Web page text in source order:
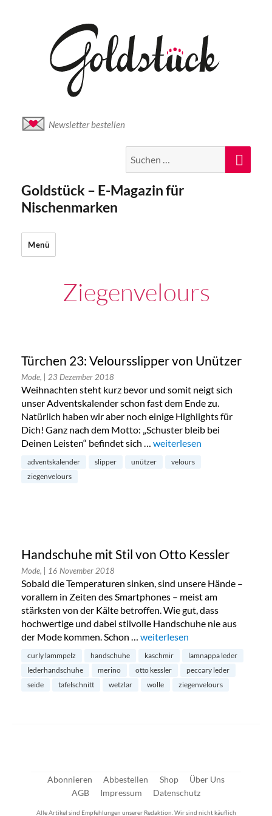
Newsletter bestellen
nach:
Goldstück – E-Magazin für
Nischenmarken
Menü
Ziegenvelours
Türchen 23: Veloursslipper von Unützer
Mode, | 23 Dezember 2018
Weihnachten steht kurz bevor und somit neigt sich
unser Adventskalender schon fast dem Ende zu.
Natürlich haben wir aber noch einige Highlights für
Dich! Ganz nach dem Motto: „Schuster bleib bei
Deinen Leisten“ befindet sich … „Türchen 23: Veloursslipper
weiterlesen
adventskalender slipper unützer
velours
ziegenvelours
Handschuhe mit Stil von Otto Kessler
Mode, | 16 November 2018
Sobald die Temperaturen sinken, sind unsere Hände –
vorallem in Zeiten des Smartphones – meist am
stärksten von der Kälte betroffen. Wie gut, dass
hochwertige und dabei stilvolle Handschuhe nie aus
der Mode kommen. Schon … „Handschuhe mit Stil von Otto
weiterlesen
curly lammpelz handschuhe kaschmir
lamnappa leder
lederhandschuhe
merino otto kessler
peccary leder
seide
tafelschnitt wetzlar wolle ziegenvelours
Abonnieren Abbestellen Shop
Über Uns
AGB
Impressum Datenschutz
Alle Artikel sind Empfehlungen unserer Redaktion. Wir sind nicht käuflich